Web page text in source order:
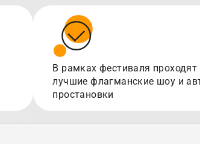
В рамках фестиваля проходят
лучшие флагманские шоу и
простановки